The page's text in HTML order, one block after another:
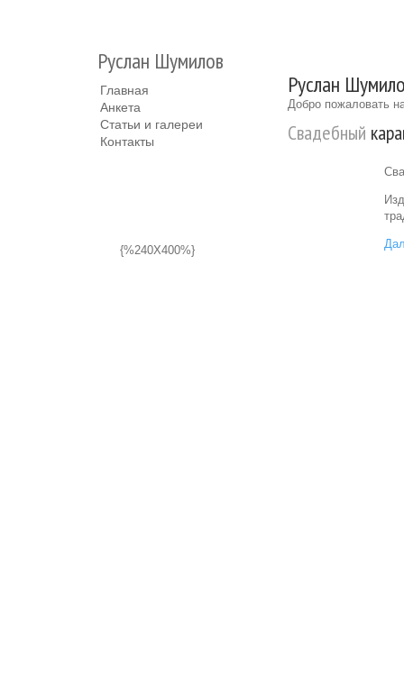
Руслан Шумилов
Главная
Анкета
Статьи и галереи
Контакты
{%240X400%}
Руслан
Добро пожаловать
Свадебный